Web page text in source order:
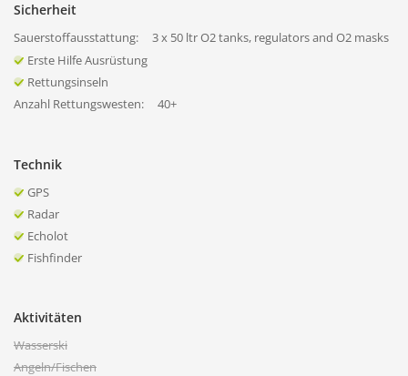
Sicherheit
Sauerstoffausstattung:
3 x 50 ltr O2 tanks, regulators and O2 masks
Erste Hilfe Ausrüstung
Rettungsinseln
Anzahl Rettungswesten:
40+
Technik
GPS
Radar
Echolot
Fishfinder
Aktivitäten
Wasserski
Angeln/Fischen